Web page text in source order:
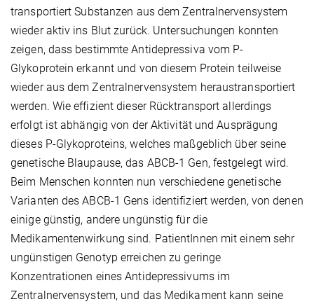
transportiert Substanzen aus dem Zentralnervensystem
wieder aktiv ins Blut zurück. Untersuchungen konnten
zeigen, dass bestimmte Antidepressiva vom P-
Glykoprotein erkannt und von diesem Protein teilweise
wieder aus dem Zentralnervensystem heraustransportiert
werden. Wie effizient dieser Rücktransport allerdings
erfolgt ist abhängig von der Aktivität und Ausprägung
dieses P-Glykoproteins, welches maßgeblich über seine
genetische Blaupause, das ABCB-1 Gen, festgelegt wird.
Beim Menschen konnten nun verschiedene genetische
Varianten des ABCB-1 Gens identifiziert werden, von denen
einige günstig, andere ungünstig für die
Medikamentenwirkung sind. PatientInnen mit einem sehr
ungünstigen Genotyp erreichen zu geringe
Konzentrationen eines Antidepressivums im
Zentralnervensystem, und das Medikament kann seine